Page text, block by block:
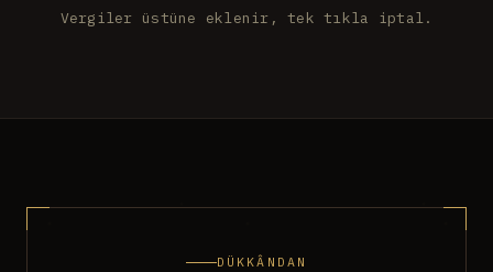
Vergiler üstüne eklenir, tek tıkla iptal.
DÜKKÂNDAN